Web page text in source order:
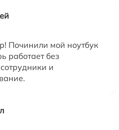
Починили мой ноутбук
работает без
и